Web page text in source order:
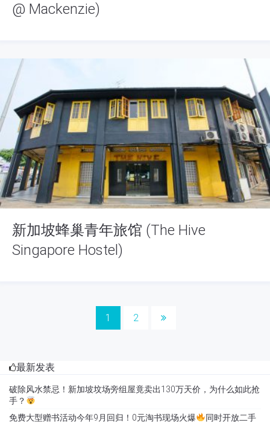
@ Mackenzie)
新加坡蜂巢青年旅馆 (The Hive
Singapore Hostel)
1 2
最新发表
破除风水禁忌！新加坡坟场旁组屋竟卖出130万天价，为什么如此抢
手？
免费大型赠书活动今年9月回归！0元淘书现场火爆
同时开放二手